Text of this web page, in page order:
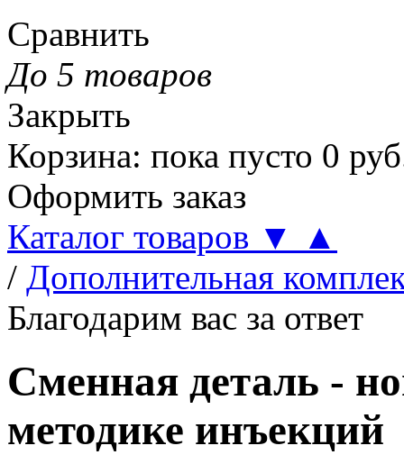
Сравнить
До 5 товаров
Закрыть
Корзина: пока пусто 0
Оформить заказ
Каталог товаров ▼
▲
/ Дополнительная
Благодарим вас за ответ
Сменная деталь -
методике инъекций